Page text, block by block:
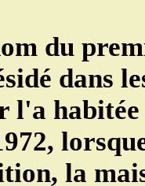
du
dans
habitée
la